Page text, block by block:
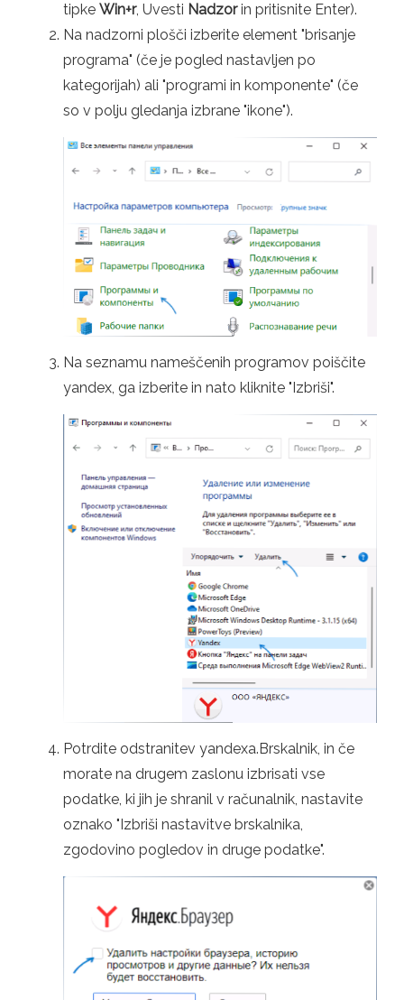
tipke Win+r, Uvesti Nadzorin pritisnite Enter).
Na nadzorni plošči izberite element "brisanje
programa" (če je pogled nastavljen po
kategorijah) ali "programi in komponente" (če
so v polju gledanja izbrane "ikone").
Na seznamu nameščenih programov poiščite
yandex, ga izberite in nato kliknite "Izbriši".
Potrdite odstranitev yandexa.Brskalnik, in če
morate na drugem zaslonu izbrisati vse
podatke, ki jih je shranil v računalnik, nastavite
oznako "Izbriši nastavitve brskalnika,
zgodovino pogledov in druge podatke".